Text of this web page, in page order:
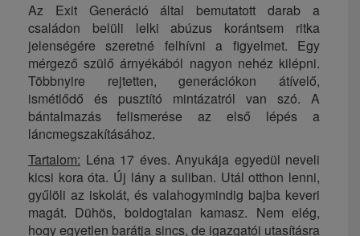
Az Exit Generáció által bemutatott darab a
családon belüli lelki abúzus korántsem ritka
jelenségére szeretné felhívni a figyelmet. Egy
mérgező szülő árnyékából nagyon nehéz kilépni.
Többnyire rejtetten, generációkon átívelő,
ismétlődő és pusztító mintázatról van szó. A
bántalmazás felismerése az első lépés a
láncmegszakításához.
Tartalom: Léna 17 éves. Anyukája egyedül neveli
kicsi kora óta. Új lány a suliban. Utál otthon lenni,
gyűlöli az iskolát, és valahogymindig bajba keveri
magát. Dühös, boldogtalan kamasz. Nem elég,
hogy egyetlen barátja sincs, de igazgatói utasításra